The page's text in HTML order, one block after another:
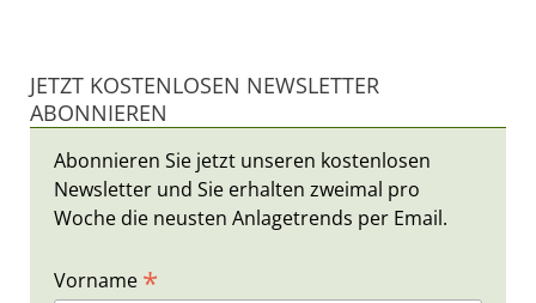
JETZT KOSTENLOSEN NEWSLETTER
ABONNIEREN
Abonnieren Sie jetzt unseren kostenlosen
Newsletter und Sie erhalten zweimal pro
Woche die neusten Anlagetrends per Email.
Vorname *